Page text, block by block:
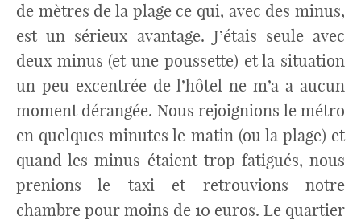
de mètres de la plage ce qui, avec des minus,
est un sérieux avantage. J’étais seule avec
deux minus (et une poussette) et la situation
un peu excentrée de l’hôtel ne m’a a aucun
moment dérangée. Nous rejoignions le métro
en quelques minutes le matin (ou la plage) et
quand les minus étaient trop fatigués, nous
prenions le taxi et retrouvions notre
chambre pour moins de 10 euros. Le quartier